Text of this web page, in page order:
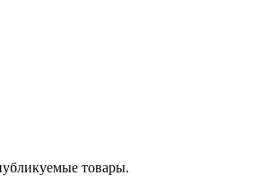
товары.